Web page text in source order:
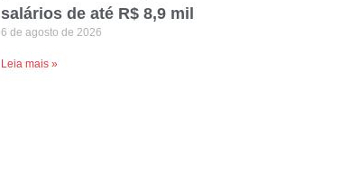
salários de até R$ 8,9 mil
6 de agosto de 2026
Leia mais »